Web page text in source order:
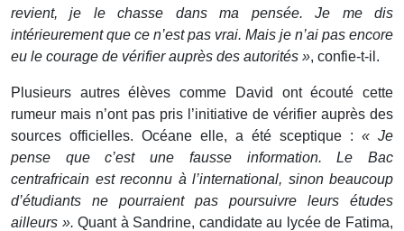
revient, je le chasse dans ma pensée. Je me dis
intérieurement que ce n’est pas vrai. Mais je n’ai pas encore
eu le courage de vérifier auprès des autorités », confie-t-il.
Plusieurs autres élèves comme David ont écouté cette
rumeur mais n’ont pas pris l’initiative de vérifier auprès des
sources officielles. Océane elle, a été sceptique : « Je
pense que c’est une fausse information. Le Bac
centrafricain est reconnu à l’international, sinon beaucoup
d’étudiants ne pourraient pas poursuivre leurs études
ailleurs ».Quant à Sandrine, candidate au lycée de Fatima,